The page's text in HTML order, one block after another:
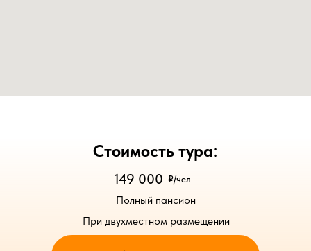
Стоимость тура:
Полный пансион
При двухместном размещении
149 000 ₽/чел